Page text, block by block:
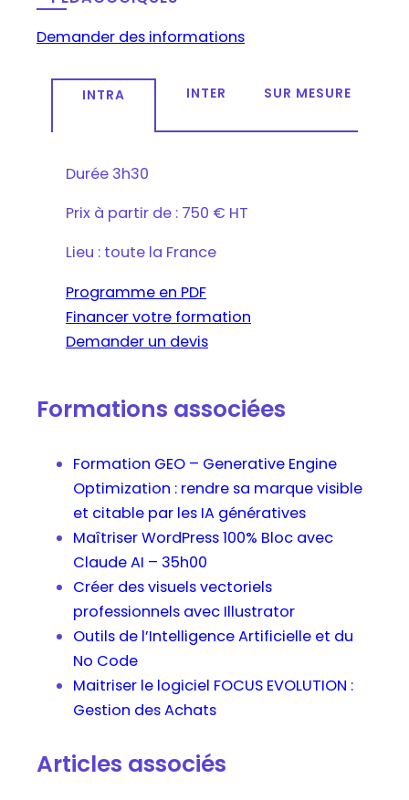
Demander des informations
INTRA INTER SUR MESURE
Durée 3h30
Prix à partir de : 750 € HT
Lieu : toute la France
Programme en PDF
Financer votre formation
Demander un devis
Formations associées
Formation GEO – Generative Engine
Optimization : rendre sa marque visible
et citable par les IA génératives
Maîtriser WordPress 100% Bloc avec
Claude AI – 35h00
Créer des visuels vectoriels
professionnels avec Illustrator
Outils de l’Intelligence Artificielle et du
No Code
Maitriser le logiciel FOCUS EVOLUTION :
Gestion des Achats
Articles associés